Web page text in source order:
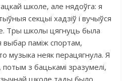
школе, але нядоўга: я
секцыі хадзіў і вучыўся
Тры школы цягнуць была
выбар паміж спортам,
музыка неяк перацягнула. Я
з бацькамі зразумелі,
школе тады было